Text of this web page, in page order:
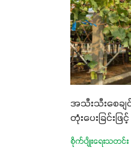
အသီးသီးစေခ
တုံးပေးခြင်း
စိုက်ပျိုးရေးသတင်း